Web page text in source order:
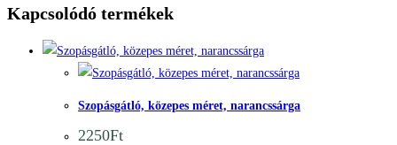
Kapcsolódó termékek
Szopásgátló, közepes méret, narancssárga
2250Ft